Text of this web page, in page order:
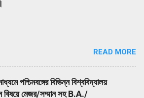
(Botany & Zoology). 50 questions in
into two Sections (A and B). The
– 2024 will be conducted in 13
Bengali, English, Gujarati, Hi...
READ MORE
পশ্চিমবঙ্গের বিভিন্ন বিশ্ববিদ্যালয়
বিষয়ে মেজর/সম্মান সহ B.A./